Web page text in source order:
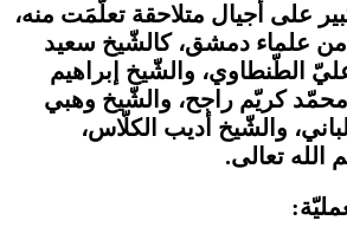
على أجيال متلاحقة تعلَّمَت منه،
من علماء دمشق، كالشّيخ سعيد
الطّنطاوي، والشّيخ إبراهيم
محمّد كريّم راجح، والشّيخ وهبي
والشّيخ أديب الكلّاس،
الله تعالى.